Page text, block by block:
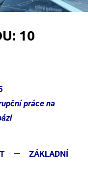
10
práce na
— ZÁKLADNÍ